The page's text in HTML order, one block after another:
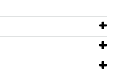
Halland 3D.dwg